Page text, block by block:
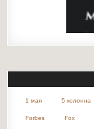
1 мая 5 колонна
Forbes Fox